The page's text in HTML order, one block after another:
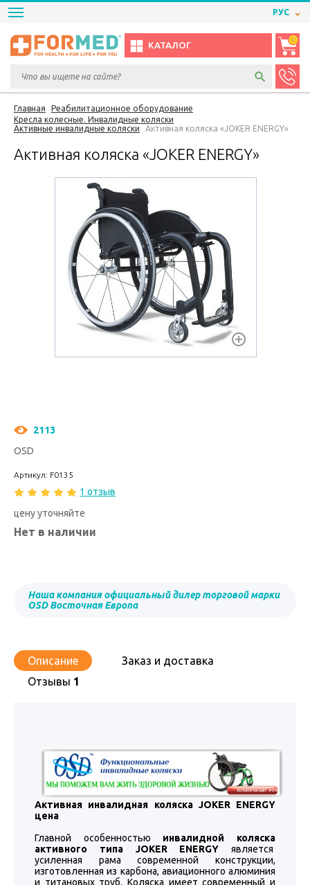
РУС
КАТАЛОГ
0
Главная
Реабилитационное оборудование
Кресла колесные. Инвалидные коляски
Активные инвалидные коляски
Активная коляска «JOKER ENERGY»
Активная коляска «JOKER ENERGY»
2113
OSD
Артикул: F0135
1 отзыв
цену уточняйте
Нет в наличии
Наша компания официальный дилер торговой марки
OSD Восточная Европа
Описание
Заказ и доставка
Отзывы 1
Активная инвалидная коляска JOKER ENERGY
цена
Главной особенностью инвалидной коляска
активного типа JOKER ENERGY является
усиленная рама современной конструкции,
изготовленная из карбона, авиационного алюминия
и титановых труб. Коляска имеет современный и